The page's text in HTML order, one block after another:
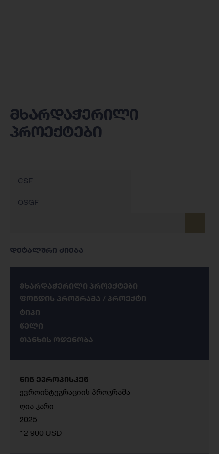
მხარდაჭერილი
პროექტები
CSF
OSGF
დეტალური ძიება
მხარდაჭერილი პროექტები
ფონდის პროგრამა / პროექტი
ტიპი
წელი
თანხის ოდენობა
წინ ევროპისკენ
ევროინტეგრაციის პროგრამა
ღია კარი
2025
12 900 USD